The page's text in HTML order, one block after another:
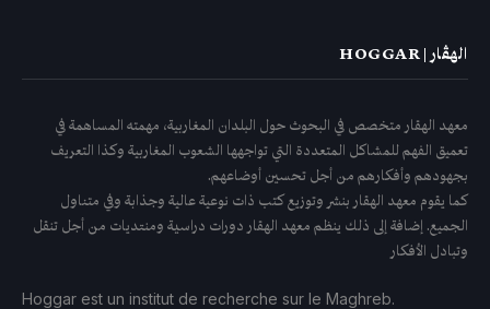
الهڤار | HOGGAR
معهد الهقار متخصص في البحوث حول البلدان المغاربية، مهمته المساهمة في
تعميق الفهم للمشاكل المتعددة التي تواجهها الشعوب المغاربية وكذا التعريف
بجهودهم وأفكارهم من أجل تحسين أوضاعهم.
كما يقوم معهد الهقار بنشر وتوزيع كتب ذات نوعية عالية وجذابة وفي متناول
الجميع. إضافة إلى ذلك ينظم معهد الهقار دورات دراسية ومنتديات من أجل تنقل
وتبادل الأفكار
Hoggar est un institut de recherche sur le Maghreb.